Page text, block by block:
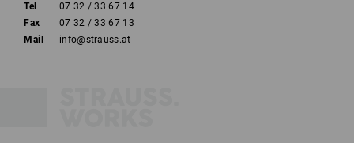
Tel
07 32 / 33 67 14
Fax
07 32 / 33 67 13
Mail
info@strauss.at